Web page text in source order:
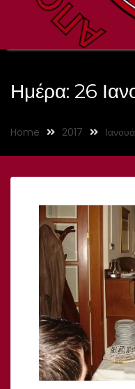
Ημέρα: 26
Home 2017